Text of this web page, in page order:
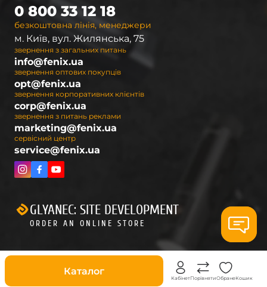
Каталог
КабінетПорівнятиОбранеКошик
безкоштовна лінія, менеджери
0 800 33 12 18
м. Київ, вул. Жилянська, 75
звернення з загальних питань
info@fenix.ua
звернення оптових покупців
opt@fenix.ua
звернення корпоративних клієнтів
corp@fenix.ua
звернення з питань реклами
marketing@fenix.ua
сервісний центр
service@fenix.ua
GLYANEC: SITE DEVELOPMENT
ORDER AN ONLINE STORE